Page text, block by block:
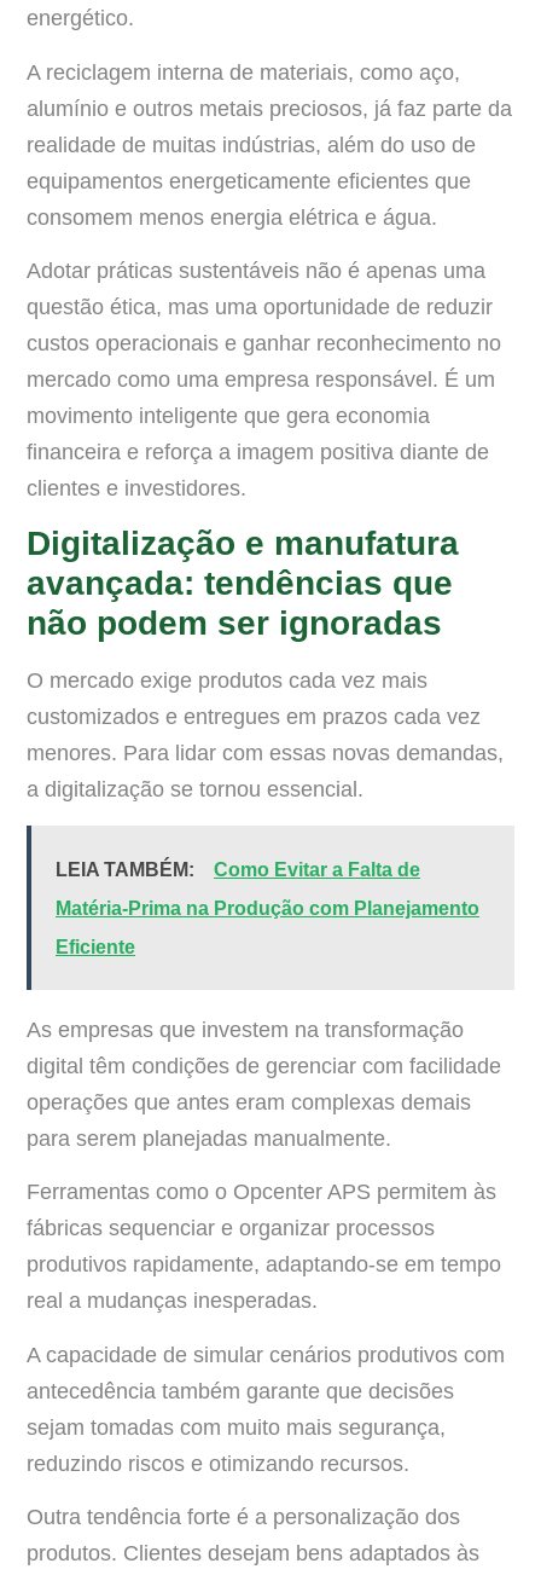
energético.
A reciclagem interna de materiais, como aço,
alumínio e outros metais preciosos, já faz parte da
realidade de muitas indústrias, além do uso de
equipamentos energeticamente eficientes que
consomem menos energia elétrica e água.
Adotar práticas sustentáveis não é apenas uma
questão ética, mas uma oportunidade de reduzir
custos operacionais e ganhar reconhecimento no
mercado como uma empresa responsável. É um
movimento inteligente que gera economia
financeira e reforça a imagem positiva diante de
clientes e investidores.
Digitalização e manufatura
avançada: tendências que
não podem ser ignoradas
O mercado exige produtos cada vez mais
customizados e entregues em prazos cada vez
menores. Para lidar com essas novas demandas,
a digitalização se tornou essencial.
LEIA TAMBÉM:
Como Evitar a Falta de
Matéria-Prima na Produção com Planejamento
Eficiente
As empresas que investem na transformação
digital têm condições de gerenciar com facilidade
operações que antes eram complexas demais
para serem planejadas manualmente.
Ferramentas como o Opcenter APS permitem às
fábricas sequenciar e organizar processos
produtivos rapidamente, adaptando-se em tempo
real a mudanças inesperadas.
A capacidade de simular cenários produtivos com
antecedência também garante que decisões
sejam tomadas com muito mais segurança,
reduzindo riscos e otimizando recursos.
Outra tendência forte é a personalização dos
produtos. Clientes desejam bens adaptados às